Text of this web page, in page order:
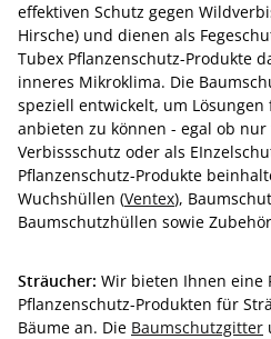
effektiven Schutz gegen
Hirsche) und dienen als
Tubex Pflanzenschutz-Produkte
inneres Mikroklima. Die
speziell entwickelt, um
anbieten zu können - egal ob
Verbissschutz oder als
Pflanzenschutz-Produkte
Wuchshüllen (Ventex),
Baumschutzhüllen sowie
Sträucher: Wir bieten Ihnen eine
Pflanzenschutz-Produkten für
Bäume an. Die Baumschutzgitter